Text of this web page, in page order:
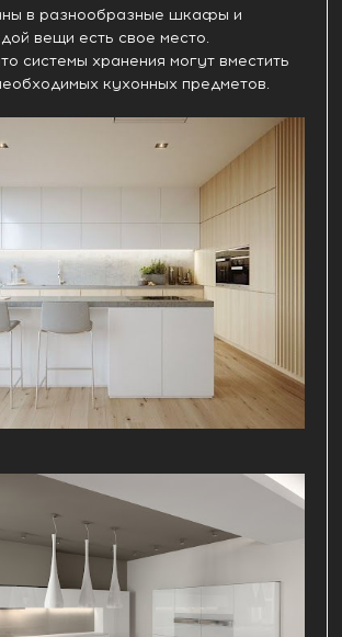
в разнообразные шкафы и
вещи есть свое место.
системы хранения могут вместить
кухонных предметов.